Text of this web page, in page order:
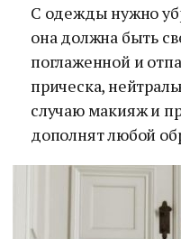
С одежды нужно
она должна быть
поглаженной и
прическа,
случаю макияж и
дополнят любой